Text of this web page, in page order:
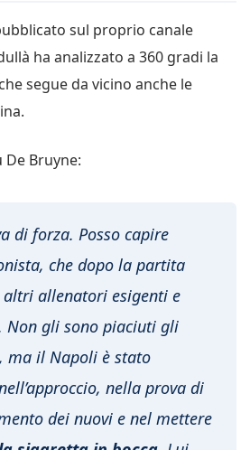
sul proprio canale
ha analizzato a 360 gradi la
segue da vicino anche le
Bruyne:
di forza. Posso capire
che dopo la partita
altri allenatori esigenti e
Non gli sono piaciuti gli
il Napoli è stato
nella prova di
dei nuovi e nel mettere